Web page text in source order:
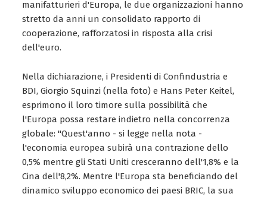
manifatturieri d'Europa, le due organizzazioni hanno
stretto da anni un consolidato rapporto di
cooperazione, rafforzatosi in risposta alla crisi
dell'euro.
Nella dichiarazione, i Presidenti di Confindustria e
BDI, Giorgio Squinzi (nella foto) e Hans Peter Keitel,
esprimono il loro timore sulla possibilità che
l'Europa possa restare indietro nella concorrenza
globale: "Quest'anno - si legge nella nota -
l'economia europea subirà una contrazione dello
0,5% mentre gli Stati Uniti cresceranno dell'1,8% e la
Cina dell'8,2%. Mentre l'Europa sta beneficiando del
dinamico sviluppo economico dei paesi BRIC, la sua